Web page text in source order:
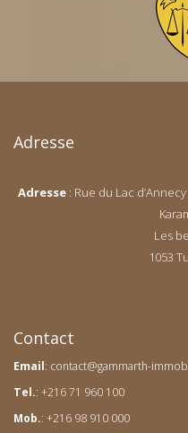
Adresse
Adresse : Rue du Lac
Les
1053
Contact
Email: contact@gammarth-
Tel.: +216 71 960 100
Mob.: +216 98 910 000